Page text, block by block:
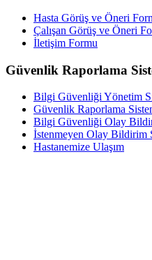
Hasta Görüş ve Öneri
Çalışan Görüş ve Öneri
İletişim Formu
Güvenlik Raporlama
Bilgi Güvenliği Yönetim
Güvenlik Raporlama
Bilgi Güvenliği Olay
İstenmeyen Olay Bildirim
Hastanemize Ulaşım